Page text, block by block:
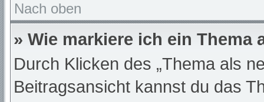
Nach oben
» Wie markiere ich ein Thema
Durch Klicken des „Thema als
Beitragsansicht kannst du das